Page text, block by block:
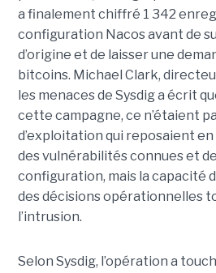
a finalement chiffré 1 342
configuration Nacos avant de
d’origine et de laisser une
bitcoins. Michael Clark,
les menaces de Sysdig a écrit
cette campagne, ce n’étaient
d’exploitation qui reposaient
des vulnérabilités connues et
configuration, mais la capacité
des décisions opérationnelles
l’intrusion.
Selon Sysdig, l’opération a